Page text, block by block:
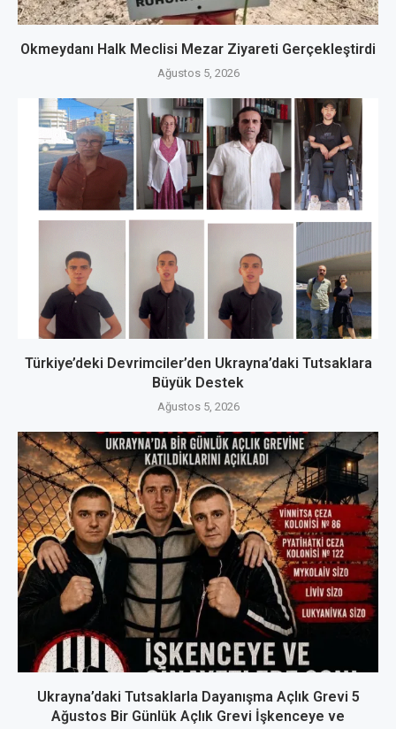
Okmeydanı Halk Meclisi Mezar Ziyareti Gerçekleştirdi
Ağustos 5, 2026
Türkiye’deki Devrimciler’den Ukrayna’daki Tutsaklara
Büyük Destek
Ağustos 5, 2026
Ukrayna’daki Tutsaklarla Dayanışma Açlık Grevi 5
Ağustos Bir Günlük Açlık Grevi İşkenceye ve